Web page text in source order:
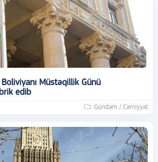
Müstəqillik Günü
edib
Gündəm / Cəmiyyət